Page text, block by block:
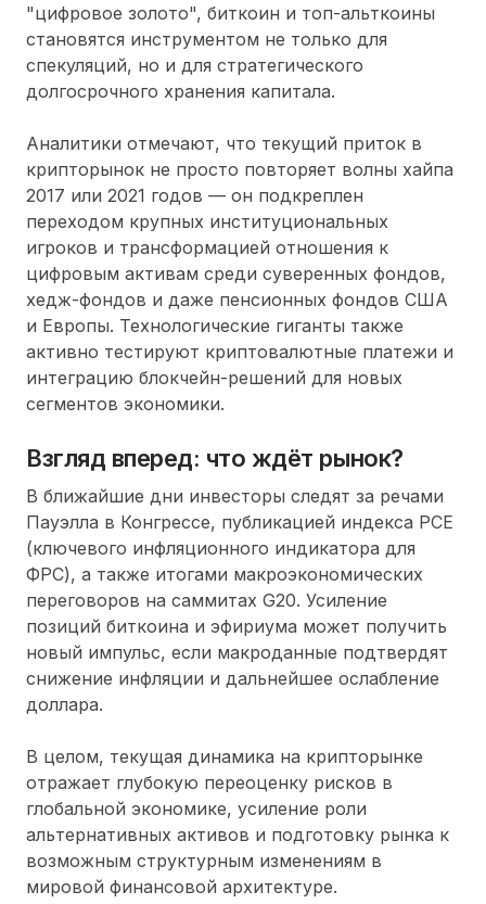
"цифровое золото", биткоин и топ-альткоины
становятся инструментом не только для
спекуляций, но и для стратегического
долгосрочного хранения капитала.
Аналитики отмечают, что текущий приток в
крипторынок не просто повторяет волны хайпа
2017 или 2021 годов — он подкреплен
переходом крупных институциональных
игроков и трансформацией отношения к
цифровым активам среди суверенных фондов,
хедж-фондов и даже пенсионных фондов США
и Европы. Технологические гиганты также
активно тестируют криптовалютные платежи и
интеграцию блокчейн-решений для новых
сегментов экономики.
Взгляд вперед: что ждёт рынок?
В ближайшие дни инвесторы следят за речами
Пауэлла в Конгрессе, публикацией индекса PCE
(ключевого инфляционного индикатора для
ФРС), а также итогами макроэкономических
переговоров на саммитах G20. Усиление
позиций биткоина и эфириума может получить
новый импульс, если макроданные подтвердят
снижение инфляции и дальнейшее ослабление
доллара.
В целом, текущая динамика на крипторынке
отражает глубокую переоценку рисков в
глобальной экономике, усиление роли
альтернативных активов и подготовку рынка к
возможным структурным изменениям в
мировой финансовой архитектуре.